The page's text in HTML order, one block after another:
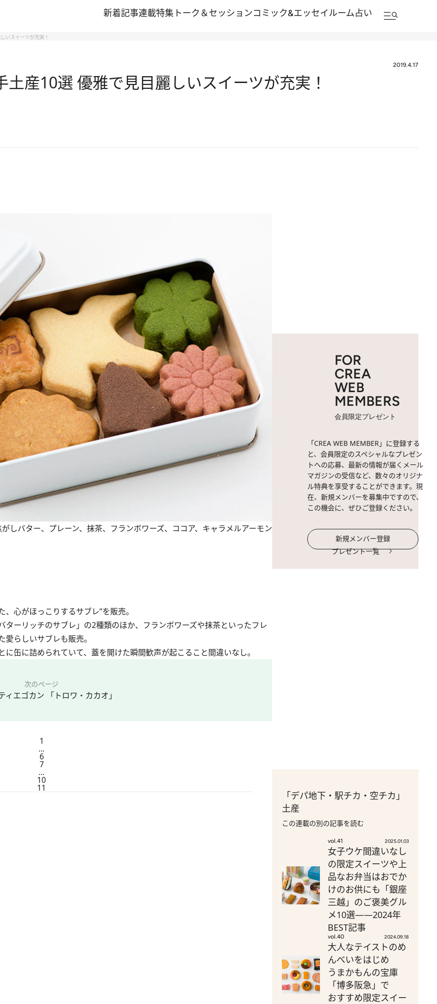
新着記事連載特集 トーク＆セッションコミック&エッセイルーム占い
いスイーツが充実！
2019.4.17
土産10選 優雅で見目麗しいスイーツが充実！
しバター、プレーン、抹茶、フランボワーズ、ココア、キャラメルアーモン
心がほっこりするサブレ”を販売。
ーリッチのサブレ」の2種類のほか、フランボワーズや抹茶といったフレ
らしいサブレも販売。
缶に詰められていて、蓋を開けた瞬間歓声が起こること間違いなし。
次のページ
エゴカン 「トロワ・カカオ」
1
...
6
7
...
10
11
FOR
CREA
WEB
MEMBERS
会員限定プレゼント
「CREA WEB MEMBER」に登録する
と、会員限定のスペシャルなプレゼン
トへの応募、最新の情報が届くメール
マガジンの受信など、数々のオリジナ
ル特典を享受することができます。現
在、新規メンバーを募集中ですので、
この機会に、ぜひご登録ください。
新規メンバー登録
プレゼント一覧
「デパ地下・駅チカ・空チカ」
土産
この連載の別の記事を読む
vol.41 2025.01.03
女子ウケ間違いなし
の限定スイーツや上
品なお弁当はおでか
けのお供にも「銀座
三越」のご褒美グル
メ10選――2024年
BEST記事
vol.40 2024.09.18
大人なテイストのめ
んべいをはじめ
うまかもんの宝庫
「博多阪急」で
おすすめ限定スイー